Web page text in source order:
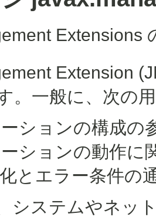
Extensions
Extension
。一般に、次の
ションの構成の
ションの動作に
とエラー条件の
システムやネッ